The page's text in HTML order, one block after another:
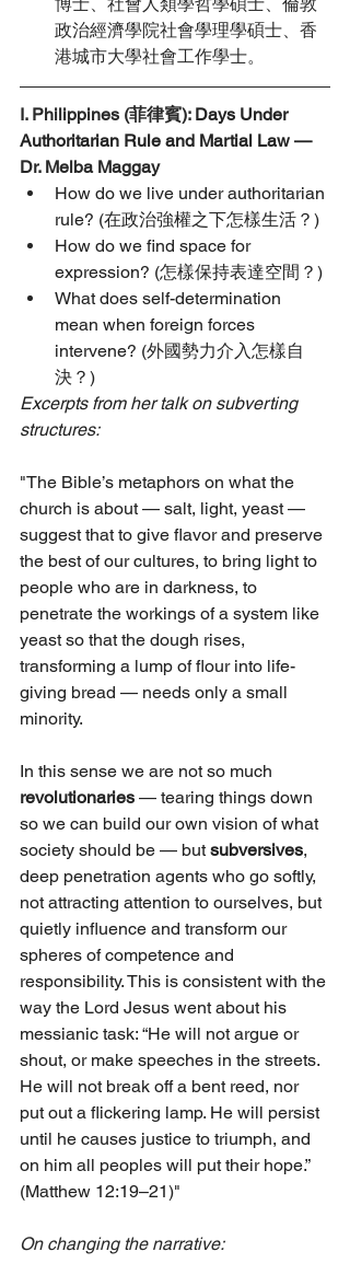
政治經濟學院社會學理學碩士、香
港城市大學社會工作學士。
I. Philippines (菲律賓): Days Under
Authoritarian Rule and Martial Law —
Dr. Melba Maggay
How do we live under authoritarian
rule? (在政治強權之下怎樣生活？)
How do we find space for
expression? (怎樣保持表達空間？)
What does self-determination
mean when foreign forces
intervene? (外國勢力介入怎樣自
決？)
Excerpts from her talk on subverting
structures:
"The Bible’s metaphors on what the
church is about — salt, light, yeast —
suggest that to give flavor and preserve
the best of our cultures, to bring light to
people who are in darkness, to
penetrate the workings of a system like
yeast so that the dough rises,
transforming a lump of flour into life-
giving bread — needs only a small
minority.
In this sense we are not so much
revolutionaries — tearing things down
so we can build our own vision of what
society should be — but subversives,
deep penetration agents who go softly,
not attracting attention to ourselves, but
quietly influence and transform our
spheres of competence and
responsibility. This is consistent with the
way the Lord Jesus went about his
messianic task: “He will not argue or
shout, or make speeches in the streets.
He will not break off a bent reed, nor
put out a flickering lamp. He will persist
until he causes justice to triumph, and
on him all peoples will put their hope.”
(Matthew 12:19–21)"
On changing the narrative: